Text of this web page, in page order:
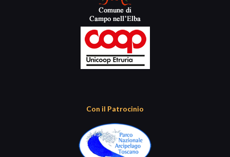
Con il Patrocinio